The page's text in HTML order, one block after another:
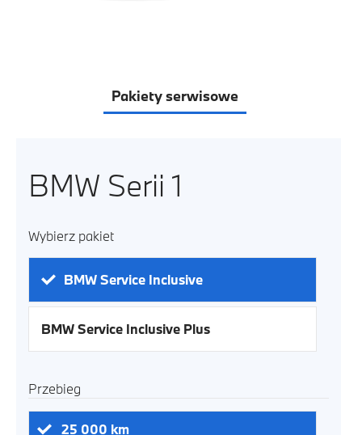
Pakiety serwisowe
BMW Serii 1
Wybierz pakiet
BMW Service Inclusive
BMW Service Inclusive Plus
Przebieg
25 000 km